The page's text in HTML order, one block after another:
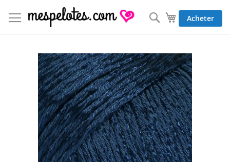
au
contenu
Mon panier
Acheter
Rechercher